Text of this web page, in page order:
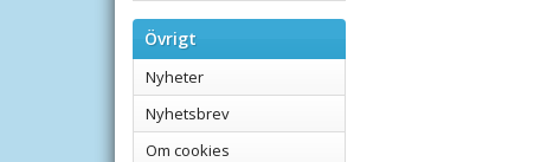
Övrigt
Nyheter
Nyhetsbrev
Om cookies